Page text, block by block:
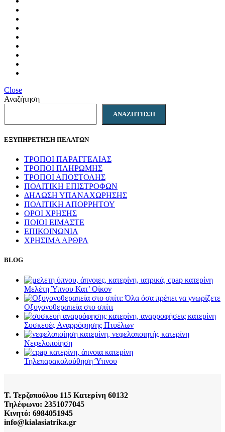
Close
Αναζήτηση
ΑΝΑΖΉΤΗΣΗ
ΕΞΥΠΗΡΕΤΗΣΗ ΠΕΛΑΤΩΝ
ΤΡΟΠΟΙ ΠΑΡΑΓΓΕΛΙΑΣ
ΤΡΟΠΟΙ ΠΛΗΡΩΜΗΣ
ΤΡΟΠΟΙ ΑΠΟΣΤΟΛΗΣ
ΠΟΛΙΤΙΚΗ ΕΠΙΣΤΡΟΦΩΝ
ΔΗΛΩΣΗ ΥΠΑΝΑΧΩΡΗΣΗΣ
ΠΟΛΙΤΙΚΗ ΑΠΟΡΡΗΤΟΥ
ΟΡΟΙ ΧΡΗΣΗΣ
ΠΟΙΟΙ ΕΙΜΑΣΤΕ
ΕΠΙΚΟΙΝΩΝΙΑ
ΧΡΗΣΙΜΑ ΑΡΘΡΑ
BLOG
Μελέτη Ύπνου Κατ’ Οίκον
Οξυγονοθεραπεία στο σπίτι
Συσκευές Αναρρόφησης Πτυέλων
Νεφελοποίηση
Τηλεπαρακολούθηση Ύπνου
Τ. Τερζοπούλου 115 Κατερίνη 60132
Τηλέφωνο: 2351077045
Κινητό: 6984051945
info@kialasiatrika.gr